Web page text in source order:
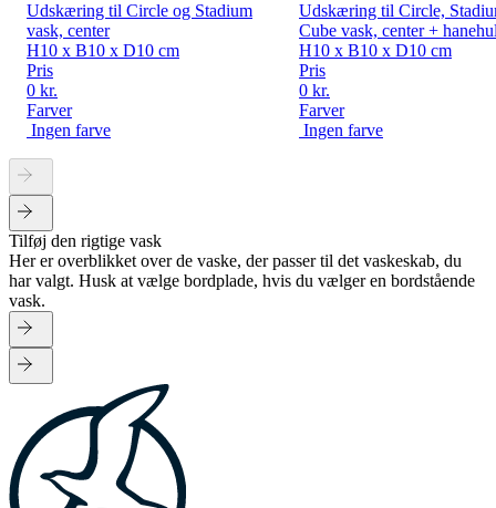
Udskæring til Circle og Stadium
vask, center
H10 x B10 x D10 cm
Pris
0 kr.
Farver
Ingen farve
Udskæring til Circle,
Cube vask, center +
H10 x B10 x D10 cm
Pris
0 kr.
Farver
Ingen farve
Tilføj den rigtige vask
Her er overblikket over de vaske, der passer til det vaskeskab, du
har valgt. Husk at vælge bordplade, hvis du vælger en bordstående
vask.